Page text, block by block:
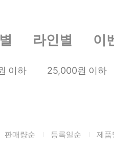
FGF/IGF
라겐
중성
라인별 이
이하 25,000원 이하
판매량순 등록일순 제품